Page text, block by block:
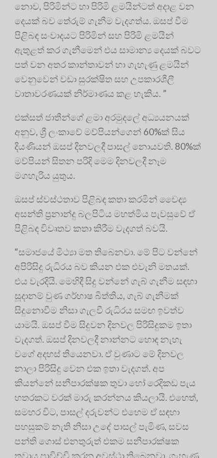
නොව, පිරිමින්ට හා පිරිමි ළමයින්ටත් අදාළ වන
දෙයක් බව තේරුම් ගැනීම වැදගත්ය. ඔසප් වීම
පිළිබඳ සංවාදයට පිරිමින් සහ පිරිමි ළමයින්
ඇතුළත් කර ගැනීමෙන් එය සාමාන්‍ය දෙයක් බවට
පත් වන අතර කාන්තාවන් හා ගැහැණු ළමයින්
වෙනුවෙන් වඩා සුරක්ෂිත සහ උපකාරශීලී
වාතාවරණයක් නිර්මාණය කළ හැකිය. ”
එක්සත් ජාතීන්ගේ ළමා අරමුදලේ අධ්‍යයනයක්
අනුව, ශ්‍රී ලංකාවේ මව්පියන්ගෙන් 60%ක් සිය
දියණියන් ඔසප් දිනවලදී පාසල් නොයවති. 80%ක්
මව්පියන් සිතන පරිදි මෙම දිනවලදී නෑම
මගහැරිය යුතුය.
ඔසප් ස්වස්ථතාව පිළිබඳ කතා කරමින් වෛද්‍ය
අසන්ති ප්‍ර‍නාන්දු බලපිටිය මහත්මිය පැවසුවේ ඒ
පිළිබඳ විවෘතව කතා කිරීම වැදගත් බවයි.
“සමාජයේ මිථ්‍යා මත තිබෙනවා. මේ පිට වන්නේ
අපිරිසිදු රුධිරය බව කියන එක එවැනි මතයක්.
එය වැරදියි. මෙහිදී සිදු වන්නේ ගැබ් ගැනීම සඳහා
සූදානම් වුණ ගර්භාෂ බිත්තිය, ගැබ් ගැනීමක්
සිදුනොවීම නිසා ගැලවී රුධිරය සමඟ ඉවත්ව
යාමයි. ඔසප් වීම සිදුවන දිනවල පිරිසිදුකම ඉතා
වැදගත්. ඔසප් දිනවලදී නාන්නට හොඳ නැහැ
වගේ අදහස් තියෙනවා. ඒ වුණාට මේ දිනවල
නාලා පිරිසිදු වෙන එක ඉතා වැදගත්. අප
කියන්නේ සනීපාරක්ෂක තුවා හෝ රෙදිකඩ පැය
හතරකට වරක් මාරු කරන්නය කියලායි. එහෙත්,
සමහර විට, පාසල් දරුවන්ට එහෙම ඒ සඳහා
පහසුකම් නැති නිසා උදේ පාසල් පැමිණ, සවස
පන්ති ගොස් එනතුරුත් එකම සනීපාරක්ෂක
තුවාය පාවිච්චි කරන අවස්ථා තිබෙනවා. ගැහැණු